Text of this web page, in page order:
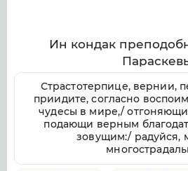
поживше, сподобимся
христианскую улучити и
наследити. Ей,
Не посрами упования
Пресвятей Богородице
возлагаем, но буди нам
спасение, да сподобимся
всеми святыми в
вечнаго славити во
великую милость Бога
Ин кондак
Страстотерпице, вернии,
приидите, согласно
чудесы в мире,/
подающи верным
зовущим:/ радуйся,